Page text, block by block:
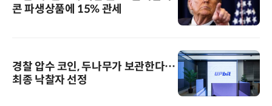
콘 파생상품에 15% 관세
경찰 압수 코인, 두나무가 보관한다…
최종 낙찰자 선정